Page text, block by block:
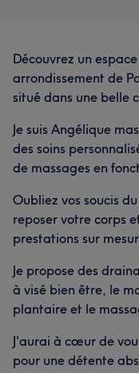
Découvrez un
arrondissement de
situé dans une belle
Je suis Angélique
des soins
de massages en
Oubliez vos soucis
reposer votre corps
prestations sur
Je propose des
à visé bien être, le
plantaire et le
J'aurai à cœur de
pour une détente